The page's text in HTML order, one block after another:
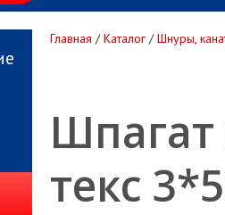
Главная /Каталог /Шнуры,
текс